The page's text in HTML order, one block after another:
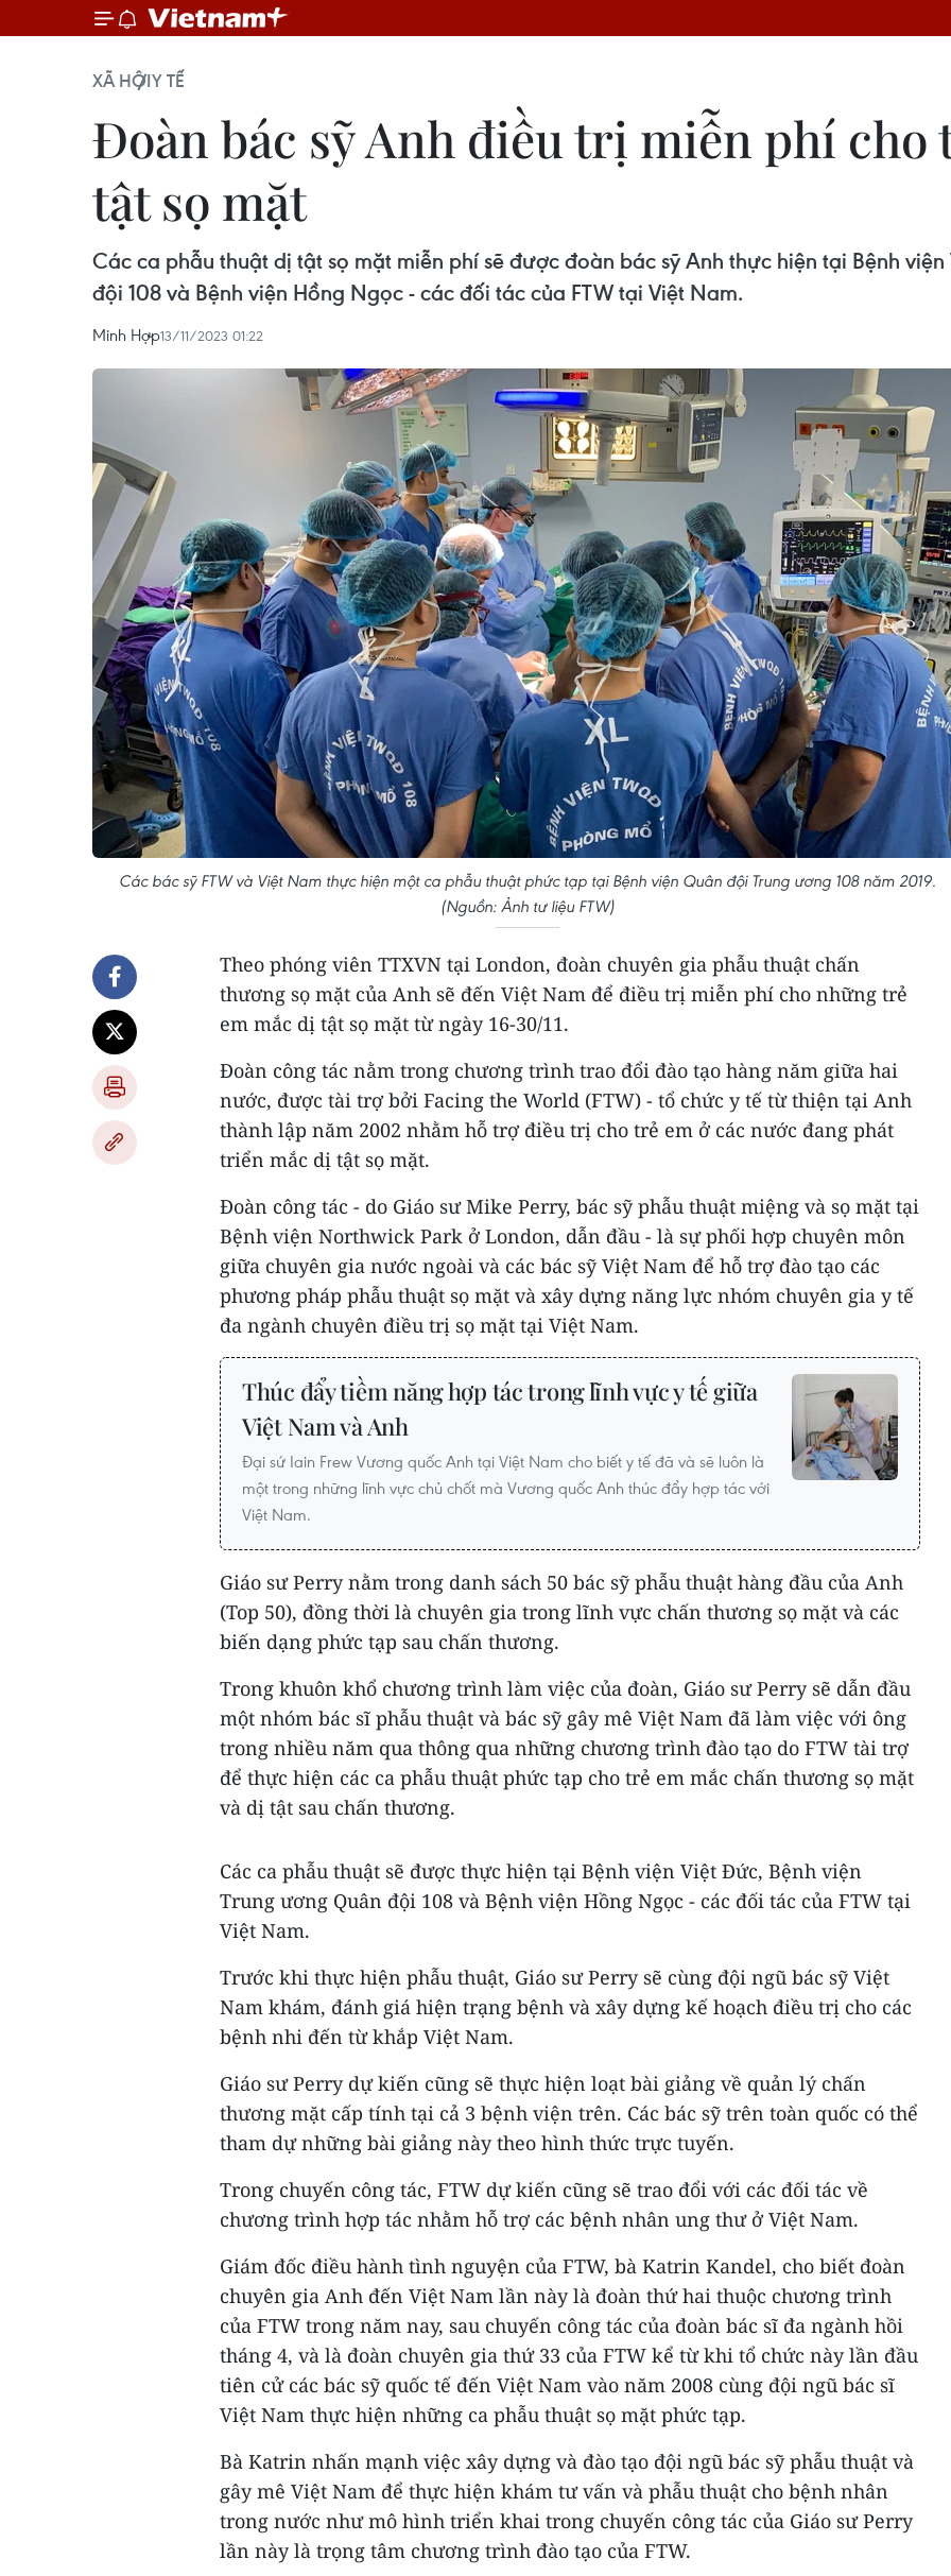
XÃ HỘIY TẾ
Đoàn bác sỹ Anh điều trị miễn phí cho
tật sọ mặt
Các ca phẫu thuật dị tật sọ mặt miễn phí sẽ được đoàn bác sỹ Anh thực hiện tại Bệnh
đội 108 và Bệnh viện Hồng Ngọc - các đối tác của FTW tại Việt Nam.
Minh Hợp13/11/2023 01:22
Các bác sỹ FTW và Việt Nam thực hiện một ca phẫu thuật phức tạp tại Bệnh viện Quân đội Trung ương 108 năm 2019.
(Nguồn: Ảnh tư liệu FTW)
Theo phóng viên TTXVN tại London, đoàn chuyên gia phẫu thuật chấn
thương sọ mặt của Anh sẽ đến Việt Nam để điều trị miễn phí cho những trẻ
em mắc dị tật sọ mặt từ ngày 16-30/11.
Đoàn công tác nằm trong chương trình trao đổi đào tạo hàng năm giữa hai
nước, được tài trợ bởi Facing the World (FTW) - tổ chức y tế từ thiện tại Anh
thành lập năm 2002 nhằm hỗ trợ điều trị cho trẻ em ở các nước đang phát
triển mắc dị tật sọ mặt.
Đoàn công tác - do Giáo sư Mike Perry, bác sỹ phẫu thuật miệng và sọ mặt tại
Bệnh viện Northwick Park ở London, dẫn đầu - là sự phối hợp chuyên môn
giữa chuyên gia nước ngoài và các bác sỹ Việt Nam để hỗ trợ đào tạo các
phương pháp phẫu thuật sọ mặt và xây dựng năng lực nhóm chuyên gia y tế
đa ngành chuyên điều trị sọ mặt tại Việt Nam.
Thúc đẩy tiềm năng hợp tác trong lĩnh vực y tế giữa
Việt Nam và Anh
Đại sứ Iain Frew Vương quốc Anh tại Việt Nam cho biết y tế đã và sẽ luôn là
một trong những lĩnh vực chủ chốt mà Vương quốc Anh thúc đẩy hợp tác với
Việt Nam.
Giáo sư Perry nằm trong danh sách 50 bác sỹ phẫu thuật hàng đầu của Anh
(Top 50), đồng thời là chuyên gia trong lĩnh vực chấn thương sọ mặt và các
biến dạng phức tạp sau chấn thương.
Trong khuôn khổ chương trình làm việc của đoàn, Giáo sư Perry sẽ dẫn đầu
một nhóm bác sĩ phẫu thuật và bác sỹ gây mê Việt Nam đã làm việc với ông
trong nhiều năm qua thông qua những chương trình đào tạo do FTW tài trợ
để thực hiện các ca phẫu thuật phức tạp cho trẻ em mắc chấn thương sọ mặt
và dị tật sau chấn thương.
Các ca phẫu thuật sẽ được thực hiện tại Bệnh viện Việt Đức, Bệnh viện
Trung ương Quân đội 108 và Bệnh viện Hồng Ngọc - các đối tác của FTW tại
Việt Nam.
Trước khi thực hiện phẫu thuật, Giáo sư Perry sẽ cùng đội ngũ bác sỹ Việt
Nam khám, đánh giá hiện trạng bệnh và xây dựng kế hoạch điều trị cho các
bệnh nhi đến từ khắp Việt Nam.
Giáo sư Perry dự kiến cũng sẽ thực hiện loạt bài giảng về quản lý chấn
thương mặt cấp tính tại cả 3 bệnh viện trên. Các bác sỹ trên toàn quốc có thể
tham dự những bài giảng này theo hình thức trực tuyến.
Trong chuyến công tác, FTW dự kiến cũng sẽ trao đổi với các đối tác về
chương trình hợp tác nhằm hỗ trợ các bệnh nhân ung thư ở Việt Nam.
Giám đốc điều hành tình nguyện của FTW, bà Katrin Kandel, cho biết đoàn
chuyên gia Anh đến Việt Nam lần này là đoàn thứ hai thuộc chương trình
của FTW trong năm nay, sau chuyến công tác của đoàn bác sĩ đa ngành hồi
tháng 4, và là đoàn chuyên gia thứ 33 của FTW kể từ khi tổ chức này lần đầu
tiên cử các bác sỹ quốc tế đến Việt Nam vào năm 2008 cùng đội ngũ bác sĩ
Việt Nam thực hiện những ca phẫu thuật sọ mặt phức tạp.
Bà Katrin nhấn mạnh việc xây dựng và đào tạo đội ngũ bác sỹ phẫu thuật và
gây mê Việt Nam để thực hiện khám tư vấn và phẫu thuật cho bệnh nhân
trong nước như mô hình triển khai trong chuyến công tác của Giáo sư Perry
lần này là trọng tâm chương trình đào tạo của FTW.